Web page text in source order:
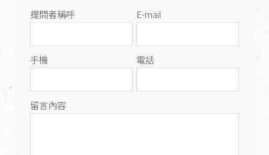
提問者稱呼 E-mail
手機 電話
留言內容